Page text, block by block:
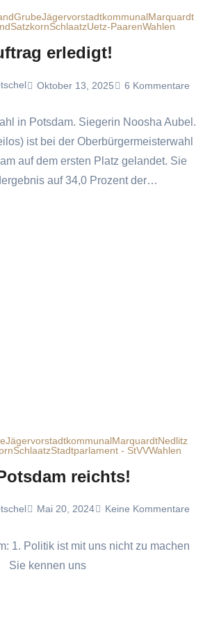
GrubeJägervorstadtkommunalMarquardt
SatzkornSchlaatzUetz-PaarenWahlen
erledigt!
Oktober 13, 2025 6 Kommentare
in Potsdam. Siegerin Noosha Aubel.
ist bei der Oberbürgermeisterwahl
auf dem ersten Platz gelandet. Sie
auf 34,0 Prozent der…
JägervorstadtkommunalMarquardtNedlitz
SchlaatzStadtparlament - StVVWahlen
reichts!
Mai 20, 2024 Keine Kommentare
1. Politik ist mit uns nicht zu machen
Sie kennen uns